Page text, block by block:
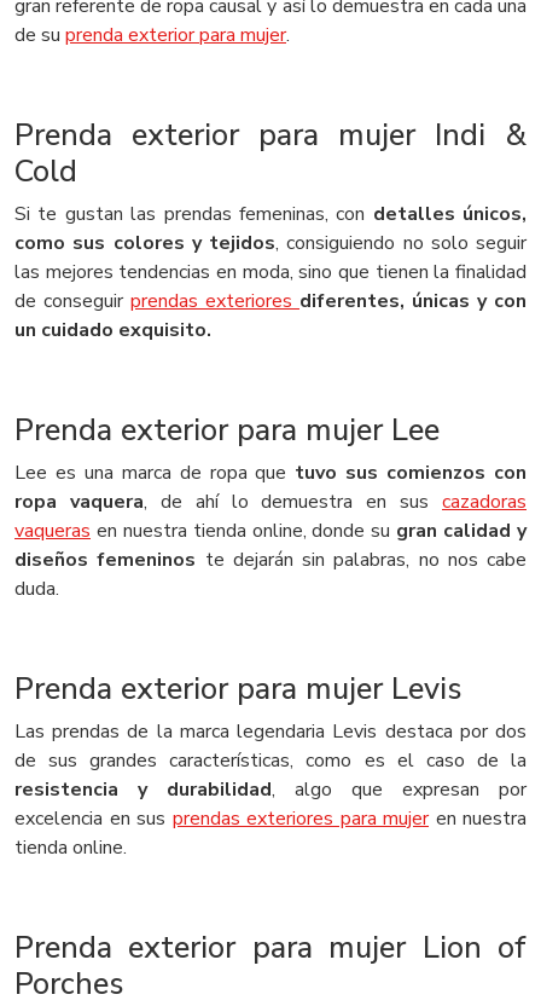
gran referente de ropa causal y así lo demuestra en cada una
de su prenda exterior para mujer.
Prenda exterior para mujer Indi &
Cold
Si te gustan las prendas femeninas, con detalles únicos,
como sus colores y tejidos, consiguiendo no solo seguir
las mejores tendencias en moda, sino que tienen la finalidad
de conseguir prendas exteriores diferentes, únicas y con
un cuidado exquisito.
Prenda exterior para mujer Lee
Lee es una marca de ropa que tuvo sus comienzos con
ropa vaquera, de ahí lo demuestra en sus cazadoras
vaqueras en nuestra tienda online, donde su gran calidad y
diseños femeninos te dejarán sin palabras, no nos cabe
duda.
Prenda exterior para mujer Levis
Las prendas de la marca legendaria Levis destaca por dos
de sus grandes características, como es el caso de la
resistencia y durabilidad, algo que expresan por
excelencia en sus prendas exteriores para mujeren nuestra
tienda online.
Prenda exterior para mujer Lion of
Porches